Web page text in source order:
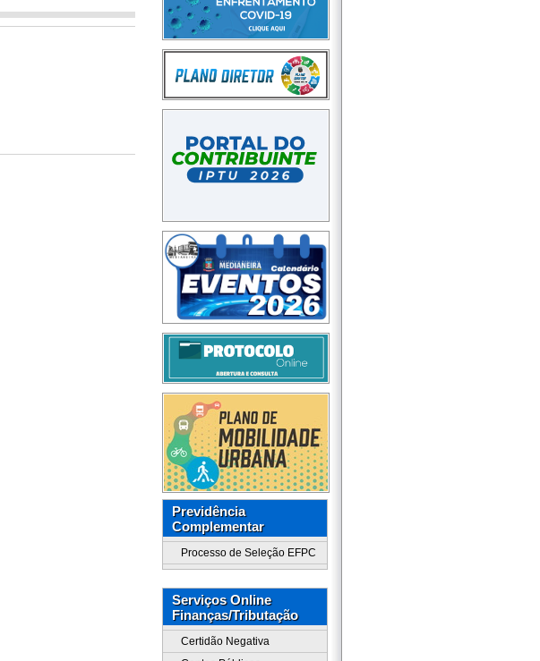
Previdência
Complementar
Processo de Seleção EFPC
Serviços Online
Finanças/Tributação
Certidão Negativa